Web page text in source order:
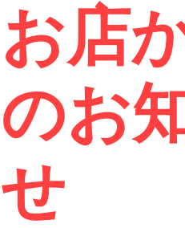
お店
のお
せ